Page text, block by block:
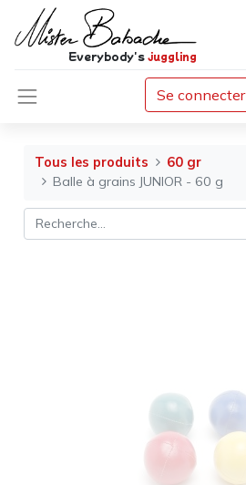
Everybody'sjuggling
Se connecter
Tous les produits
60 gr
Balle à grains JUNIOR - 60 g